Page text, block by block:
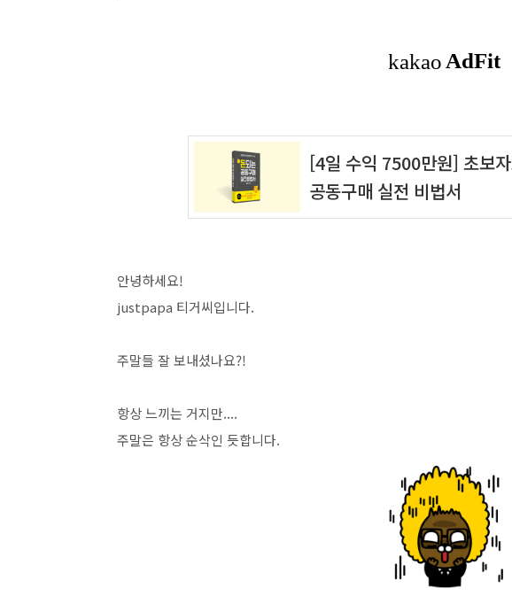
안녕하세요!
justpapa 티거씨입니다.
주말들 잘 보내셨나요?!
항상 느끼는 거지만....
주말은 항상 순삭인 듯합니다.